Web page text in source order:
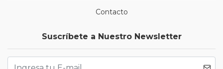
Contacto
Suscríbete a Nuestro Newsletter